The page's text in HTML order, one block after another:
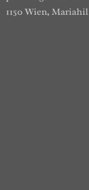
1150 Wien,